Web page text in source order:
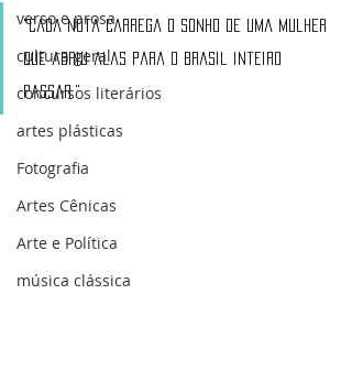
verso e prosa
cultura geral
concursos literários
artes plásticas
Fotografia
Artes Cênicas
Arte e Política
música clássica
"Cada nota carrega o sonho de uma mulher
que abriu alas para o Brasil inteiro
passar."